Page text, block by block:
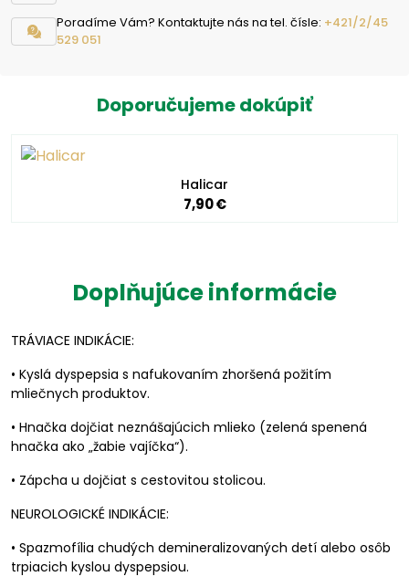
Poradíme Vám? Kontaktujte nás na tel. čísle: +421/2/45
529 051
Doporučujeme dokúpiť
Halicar
7,90 €
Doplňujúce informácie
TRÁVIACE INDIKÁCIE:
• Kyslá dyspepsia s nafukovaním zhoršená požitím
mliečnych produktov.
• Hnačka dojčiat neznášajúcich mlieko (zelená spenená
hnačka ako „žabie vajíčka“).
• Zápcha u dojčiat s cestovitou stolicou.
NEUROLOGICKÉ INDIKÁCIE:
• Spazmofília chudých demineralizovaných detí alebo osôb
trpiacich kyslou dyspepsiou.